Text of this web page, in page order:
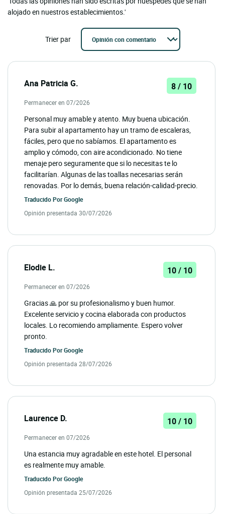
alojado en nuestros establecimientos.'
Trier par
Ana Patricia G. 8 / 10
Permanecer en 07/2026
Personal muy amable y atento. Muy buena ubicación.
Para subir al apartamento hay un tramo de escaleras,
fáciles, pero que no sabíamos. El apartamento es
amplio y cómodo, con aire acondicionado. No tiene
menaje pero seguramente que si lo necesitas te lo
facilitarían. Algunas de las toallas necesarias serán
renovadas. Por lo demás, buena relación-calidad-precio.
Traducido PorGoogle
Opinión presentada 30/07/2026
Elodie L. 10 / 10
Permanecer en 07/2026
Gracias 🙏 por su profesionalismo y buen humor.
Excelente servicio y cocina elaborada con productos
locales. Lo recomiendo ampliamente. Espero volver
pronto.
Traducido PorGoogle
Opinión presentada 28/07/2026
Laurence D. 10 / 10
Permanecer en 07/2026
Una estancia muy agradable en este hotel. El personal
es realmente muy amable.
Traducido PorGoogle
Opinión presentada 25/07/2026